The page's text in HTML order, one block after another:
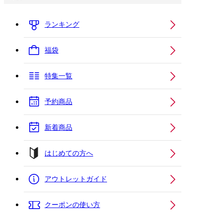
ランキング
福袋
特集一覧
予約商品
新着商品
はじめての方へ
アウトレットガイド
クーポンの使い方